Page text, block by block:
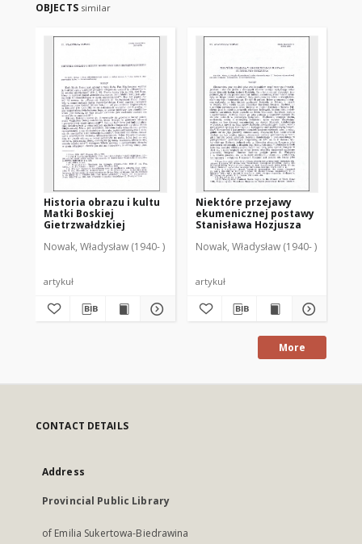
OBJECTS similar
Historia obrazu i kultu
Matki Boskiej
Gietrzwałdzkiej
Nowak, Władysław (1940- )
artykuł
Niektóre przejawy
ekumenicznej postawy
Stanisława Hozjusza
Nowak, Władysław (1940- )
artykuł
More
CONTACT DETAILS
Address
Provincial Public Library
of Emilia Sukertowa-Biedrawina